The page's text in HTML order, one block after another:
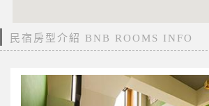
民宿房型介紹 BNB ROOMS INFO